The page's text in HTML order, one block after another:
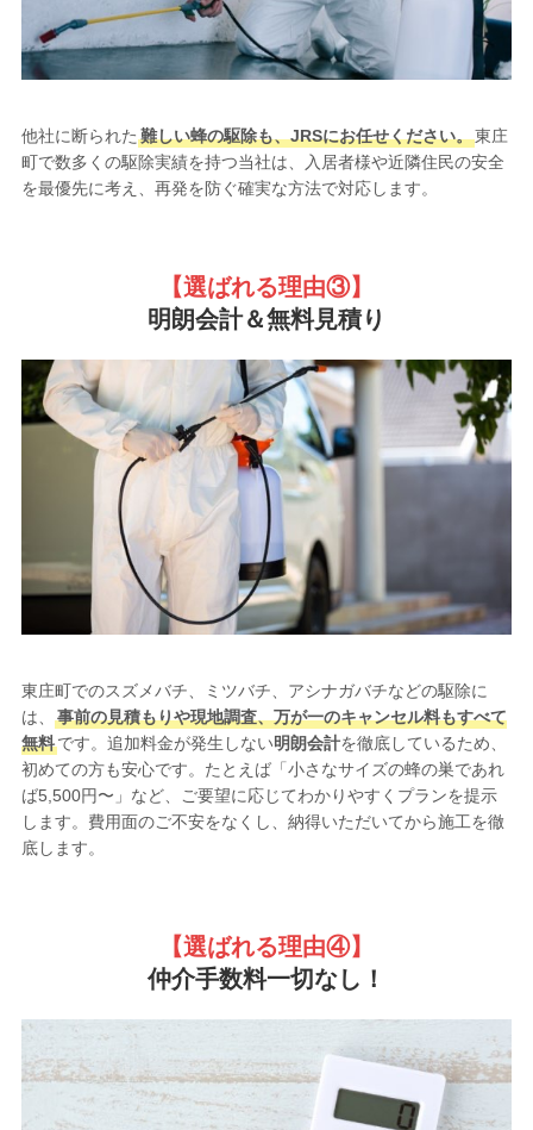
他社に断られた 難しい蜂の駆除も、JRSにお任せください。東庄
町で数多くの駆除実績を持つ当社は、入居者様や近隣住民の安全
を最優先に考え、再発を防ぐ確実な方法で対応します。
【選ばれる理由③】
明朗会計＆無料見積り
東庄町でのスズメバチ、ミツバチ、アシナガバチなどの駆除に
は、
事前の見積もりや現地調査、万が一のキャンセル料もすべて
無料です。追加料金が発生しない明朗会計を徹底しているため、
初めての方も安心です。たとえば「小さなサイズの蜂の巣であれ
ば5,500円〜」など、ご要望に応じてわかりやすくプランを提示
します。費用面のご不安をなくし、納得いただいてから施工を徹
底します。
【選ばれる理由④】
仲介手数料一切なし！